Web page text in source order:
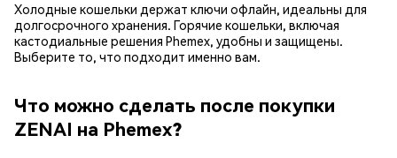
Холодные кошельки держат ключи офлайн, идеальны для
долгосрочного хранения. Горячие кошельки, включая
кастодиальные решения Phemex, удобны и защищены.
Выберите то, что подходит именно вам.
Что можно сделать после покупки
ZENAI на Phemex?